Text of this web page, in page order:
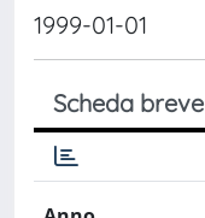
1999-01-01
Scheda breve